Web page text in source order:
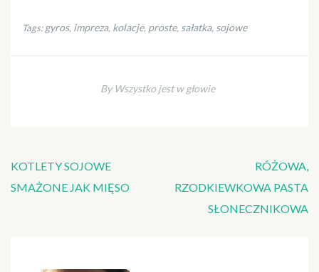
Tags:gyros, impreza, kolacje, proste, sałatka, sojowe
By Wszystko jest w głowie
Nawigacja
wpisu
KOTLETY SOJOWE
SMAŻONE JAK MIĘSO
RÓŻOWA,
RZODKIEWKOWA PASTA
SŁONECZNIKOWA